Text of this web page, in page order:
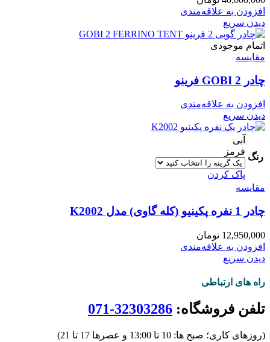
افزودن به علاقه‌مندی
دیدن سریع
اتمام موجودی
مقایسه
چادر 2 GOBI فرینو
افزودن به علاقه‌مندی
دیدن سریع
رنگ
آبی
قرمز
پاک کردن
مقایسه
چادر 1 نفره پکینیو (کله گاوی) مدل K2002
12,950,000 تومان
افزودن به علاقه‌مندی
دیدن سریع
راه های ارتباطی
تلفن فروشگاه: 32303286-071
(روزهای کاری؛ صبح ها: 10 تا 13:00 و عصرها 17 تا 21)